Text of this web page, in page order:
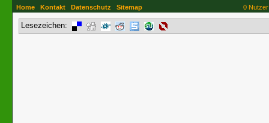
Home Kontakt Datenschutz Sitemap 0
Lesezeichen: